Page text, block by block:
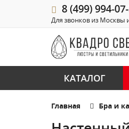
8 (499) 994-
Для звонков из
КАТАЛОГ
Главная Бра и